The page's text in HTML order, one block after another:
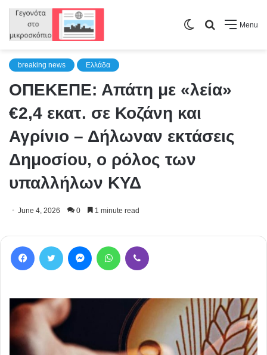
Menu
Search
Switch
breaking news Ελλάδα
ΟΠΕΚΕΠΕ: Απάτη με «λεία»
€2,4 εκατ. σε Κοζάνη και
Αγρίνιο – Δήλωναν εκτάσεις
Δημοσίου, ο ρόλος των
υπαλλήλων ΚΥΔ
June 4, 2026 0 1 minute read
Facebook Twitter MessengerWhatsApp